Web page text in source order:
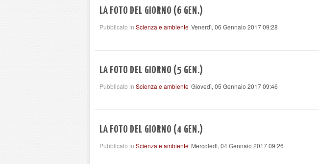
LA FOTO DEL GIORNO (6 GEN.)
Pubblicato in Scienza e ambiente Venerdì, 06 Gennaio 2017 09:28
LA FOTO DEL GIORNO (5 GEN.)
Pubblicato in Scienza e ambiente Giovedì, 05 Gennaio 2017 09:46
LA FOTO DEL GIORNO (4 GEN.)
Pubblicato in Scienza e ambiente Mercoledì, 04 Gennaio 2017 09:26